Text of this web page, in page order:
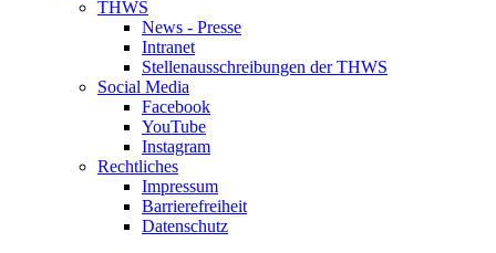
THWS
News - Presse
Intranet
Stellenausschreibungen der THWS
Social Media
Facebook
YouTube
Instagram
Rechtliches
Impressum
Barrierefreiheit
Datenschutz